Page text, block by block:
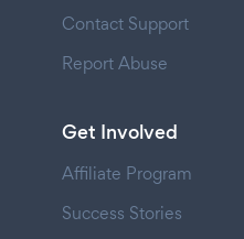
Contact Support
Report Abuse
Get Involved
Affiliate Program
Success Stories